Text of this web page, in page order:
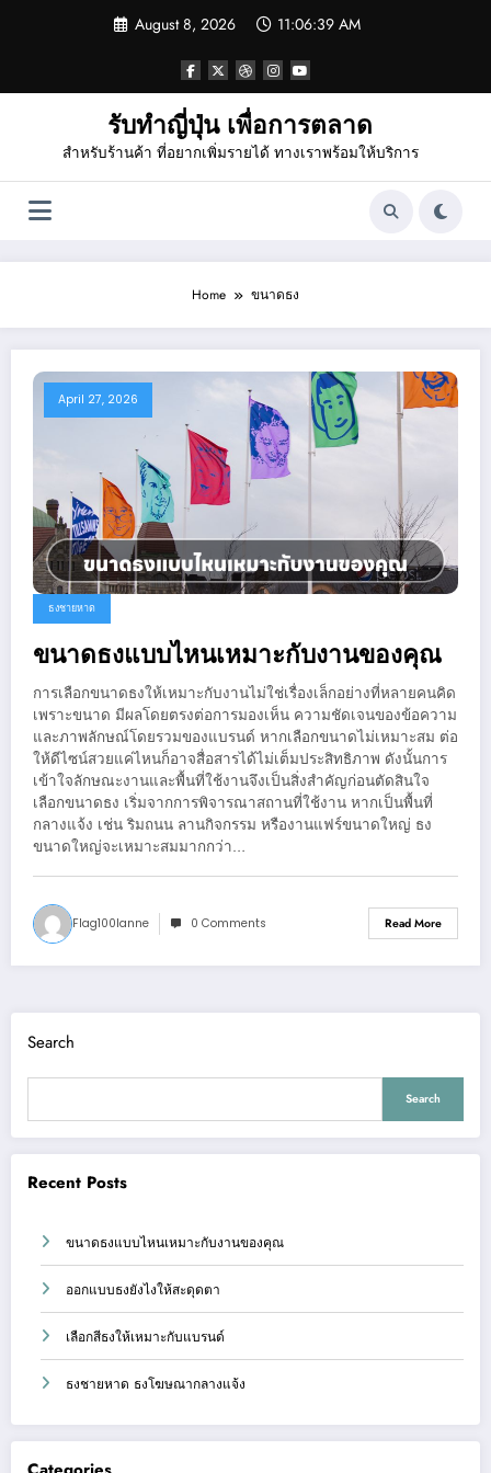
August 8, 2026 11:06:39 AM
รับทำญี่ปุ่น เพื่อการตลาด
สำหรับร้านค้า ที่อยากเพิ่มรายได้ ทางเราพร้อมให้บริการ
Home ขนาดธง
April 27, 2026
ธงชายหาด
ขนาดธงแบบไหนเหมาะกับงานของคุณ
การเลือกขนาดธงให้เหมาะกับงานไม่ใช่เรื่องเล็กอย่างที่หลายคนคิด
เพราะขนาด มีผลโดยตรงต่อการมองเห็น ความชัดเจนของข้อความ
และภาพลักษณ์โดยรวมของแบรนด์ หากเลือกขนาดไม่เหมาะสม ต่อ
ให้ดีไซน์สวยแค่ไหนก็อาจสื่อสารได้ไม่เต็มประสิทธิภาพ ดังนั้นการ
เข้าใจลักษณะงานและพื้นที่ใช้งานจึงเป็นสิ่งสำคัญก่อนตัดสินใจ
เลือกขนาดธง เริ่มจากการพิจารณาสถานที่ใช้งาน หากเป็นพื้นที่
กลางแจ้ง เช่น ริมถนน ลานกิจกรรม หรืองานแฟร์ขนาดใหญ่ ธง
ขนาดใหญ่จะเหมาะสมมากกว่า…
Flag100lanne 0 Comments Read More
Search
Search
Recent Posts
ขนาดธงแบบไหนเหมาะกับงานของคุณ
ออกแบบธงยังไงให้สะดุดตา
เลือกสีธงให้เหมาะกับแบรนด์
ธงชายหาด ธงโฆษณากลางแจ้ง